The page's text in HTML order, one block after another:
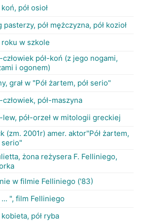
koń, pół osioł
pasterzy, pół mężczyzna, pół kozioł
roku w szkole
człowiek pół-koń (z jego nogami,
i ogonem)
grał w "Pół żartem, pół serio"
człowiek, pół-maszyna
lew, pół-orzeł w mitologii greckiej
(zm. 2001r) amer. aktor"Pół żartem,
serio"
żona reżysera F. Felliniego,
w filmie Felliniego ('83)
... ", film Felliniego
kobieta, pół ryba